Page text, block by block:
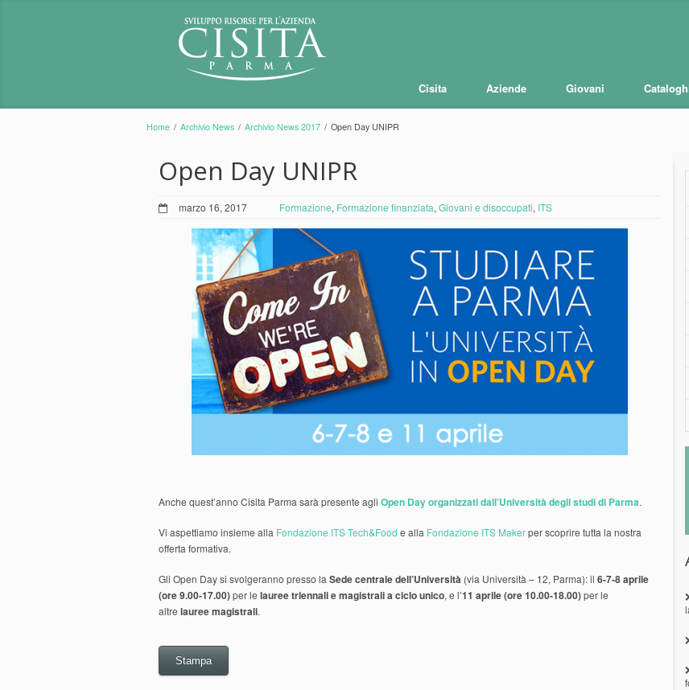
Cisita Aziende Giovani
Home / Archivio News / Archivio News 2017 / Open Day UNIPR
Open Day UNIPR
marzo 16, 2017 Formazione, Formazione finanziata, Giovani e disoccupati, ITS
Anche quest’anno Cisita Parma sarà presente agli Open Day organizzati dall’Università degli studi di Parma.
Vi aspettiamo insieme alla Fondazione ITS Tech&Food e alla Fondazione ITS Makerper scoprire tutta la nostra
offerta formativa.
Gli Open Day si svolgeranno presso la Sede centrale dell’Università (via Università – 12, Parma): il 6-7-8 aprile
(ore 9.00-17.00)per le lauree triennali e magistrali a ciclo unico, e l’11 aprile (ore 10.00-18.00)per le
altre lauree magistrali.
Stampa